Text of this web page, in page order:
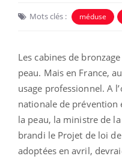
Mots clés : méduse
Les cabines de
peau. Mais en France,
usage professionnel. A
nationale de prévention
la peau, la ministre de
brandi le Projet de loi
adoptées en avril,